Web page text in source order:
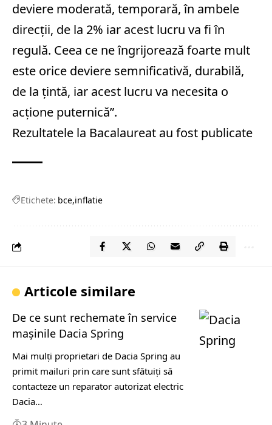
deviere moderată, temporară, în ambele
direcţii, de la 2% iar acest lucru va fi în
regulă. Ceea ce ne îngrijorează foarte mult
este orice deviere semnificativă, durabilă,
de la ţintă, iar acest lucru va necesita o
acţione puternică”.
Rezultatele la Bacalaureat au fost publicate
Etichete: bce inflatie
Articole similare
De ce sunt rechemate în service
mașinile Dacia Spring
Mai mulți proprietari de Dacia Spring au
primit mailuri prin care sunt sfătuiți să
contacteze un reparator autorizat electric
Dacia…